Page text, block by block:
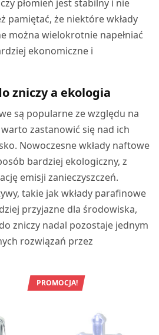
płomień jest stabilny i nie
pamiętać, że niektóre wkłady
można wielokrotnie napełniać
ekonomiczne i
zniczy a ekologia
są popularne ze względu na
zastanowić się nad ich
Nowoczesne wkłady naftowe
bardziej ekologiczny, z
emisji zanieczyszczeń.
takie jak wkłady parafinowe
przyjazne dla środowiska,
zniczy nadal pozostaje jednym
rozwiązań przez
PROMOCJA!